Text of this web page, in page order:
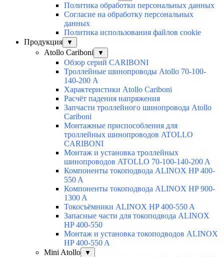
Политика обработки персональных данных
Согласие на обработку персональных
данных
Политика использования файлов cookie
Продукция
▼
Atollo Cariboni ▼
Обзор серий CARIBONI
Троллейные шинопроводы Atollo 70-100-
140-200 А
Характеристики Atollo Cariboni
Расчёт падения напряжения
Запчасти троллейного шинопровода Atollo
Cariboni
Монтажные приспособления для
троллейных шинопроводов ATOLLO
CARIBONI
Монтаж и установка троллейных
шинопроводов ATOLLO 70-100-140-200 A
Компоненты токоподвода ALINOX HP 400-
550 A
Компоненты токоподвода ALINOX HP 900-
1300 A
Токосъёмники ALINOX HP 400-550 A
Запасные части для токоподвода ALINOX
HP 400-550
Монтаж и установка токоподводов ALINOX
HP 400-550 A
Mini Atollo
▼